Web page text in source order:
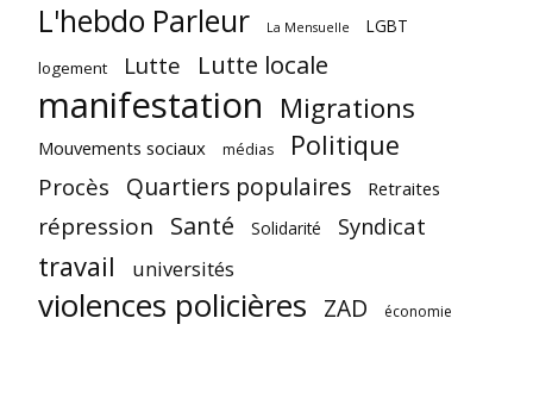
L'hebdo Parleur La Mensuelle
LGBT
logement
Lutte Lutte locale
manifestation Migrations
Mouvements sociaux médias Politique
Procès Quartiers populaires Retraites
répression Santé Solidarité Syndicat
travail universités
violences policières ZAD économie